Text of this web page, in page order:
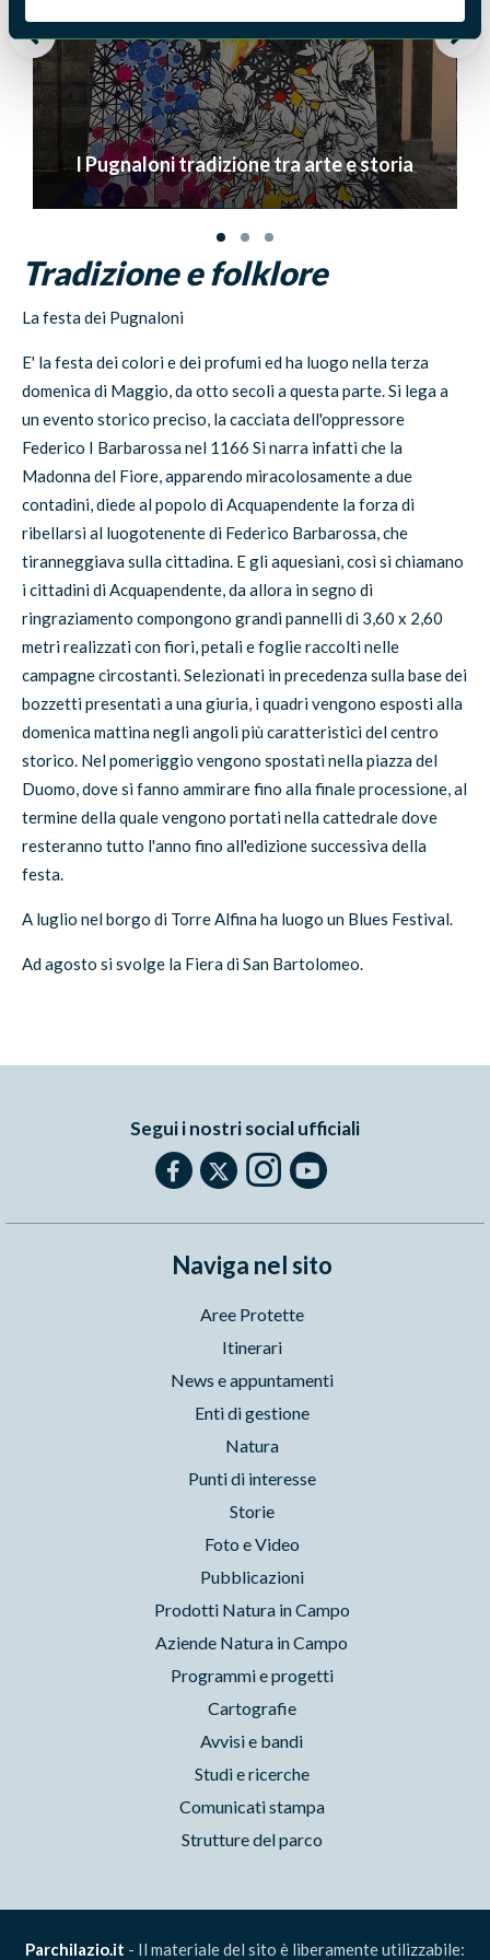
I Pugnaloni tradizione tra arte e storia
Tradizione e folklore
La festa dei Pugnaloni
E' la festa dei colori e dei profumi ed ha luogo nella terza
domenica di Maggio, da otto secoli a questa parte. Si lega a
un evento storico preciso, la cacciata dell'oppressore
Federico I Barbarossa nel 1166 Si narra infatti che la
Madonna del Fiore, apparendo miracolosamente a due
contadini, diede al popolo di Acquapendente la forza di
ribellarsi al luogotenente di Federico Barbarossa, che
tiranneggiava sulla cittadina. E gli aquesiani, così si chiamano
i cittadini di Acquapendente, da allora in segno di
ringraziamento compongono grandi pannelli di 3,60 x 2,60
metri realizzati con fiori, petali e foglie raccolti nelle
campagne circostanti. Selezionati in precedenza sulla base dei
bozzetti presentati a una giuria, i quadri vengono esposti alla
domenica mattina negli angoli più caratteristici del centro
storico. Nel pomeriggio vengono spostati nella piazza del
Duomo, dove si fanno ammirare fino alla finale processione, al
termine della quale vengono portati nella cattedrale dove
resteranno tutto l'anno fino all'edizione successiva della
festa.
A luglio nel borgo di Torre Alfina ha luogo un Blues Festival.
Ad agosto si svolge la Fiera di San Bartolomeo.
Segui i nostri social ufficiali
Naviga nel sito
Aree Protette
Itinerari
News e appuntamenti
Enti di gestione
Natura
Punti di interesse
Storie
Foto e Video
Pubblicazioni
Prodotti Natura in Campo
Aziende Natura in Campo
Programmi e progetti
Cartografie
Avvisi e bandi
Studi e ricerche
Comunicati stampa
Strutture del parco
Parchilazio.it - Il materiale del sito è liberamente utilizzabile: